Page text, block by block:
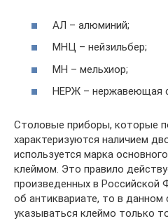
АЛ – алюминий;
МНЦ – нейзильбер;
МН – мельхиор;
НЕРЖ – нержавеющая
Столовые приборы, которые
характеризуются наличием
используется марка
клеймом. Это правило
произведенных в Российской
об антиквариате, то в данном
указываться клеймо только